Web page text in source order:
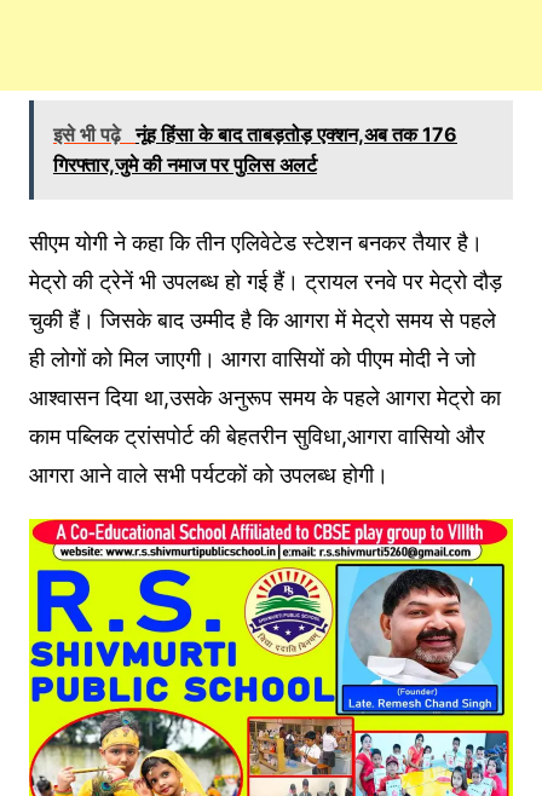
इसे भी पढ़े नूंह हिंसा के बाद ताबड़तोड़ एक्शन,अब तक 176
गिरफ्तार,जुमे की नमाज पर पुलिस अलर्ट
सीएम योगी ने कहा कि तीन एलिवेटेड स्टेशन बनकर तैयार है।
मेट्रो की ट्रेनें भी उपलब्ध हो गई हैं। ट्रायल रनवे पर मेट्रो दौड़
चुकी हैं। जिसके बाद उम्मीद है कि आगरा में मेट्रो समय से पहले
ही लोगों को मिल जाएगी। आगरा वासियों को पीएम मोदी ने जो
आश्वासन दिया था,उसके अनुरूप समय के पहले आगरा मेट्रो का
काम पब्लिक ट्रांसपोर्ट की बेहतरीन सुविधा,आगरा वासियो और
आगरा आने वाले सभी पर्यटकों को उपलब्ध होगी।